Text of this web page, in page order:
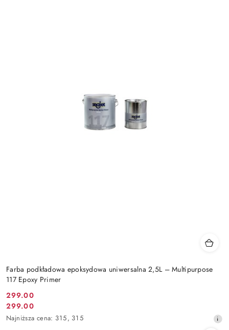
Farba podkładowa epoksydowa uniwersalna 2,5L – Multipurpose
117 Epoxy Primer
Cena
promocyjna:
299.00
Cena
promocyjna:
299.00
Najniższa
Najniższa cena: 315, 315